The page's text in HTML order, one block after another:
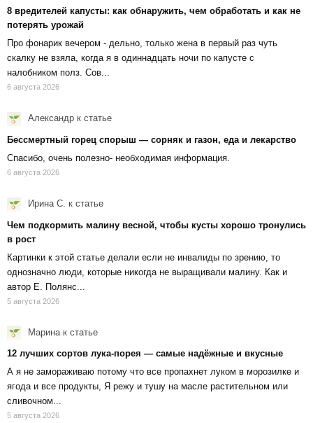
8 вредителей капусты: как обнаружить, чем обработать и как не
потерять урожай
Про фонарик вечером - дельно, только жена в первый раз чуть
скалку не взяла, когда я в одиннадцать ночи по капусте с
налобником полз. Сов...
6 августа 2026
Александр к статье
Бессмертный горец спорыш — сорняк и газон, еда и лекарство
Спасибо, очень полезно- необходимая информация.
6 августа 2026
Ирина С. к статье
Чем подкормить малину весной, чтобы кусты хорошо тронулись
в рост
Картинки к этой статье делали если не инвалиды по зрению, то
однозначно люди, которые никогда не выращивали малину. Как и
автор Е. Полянс...
5 августа 2026
Марина к статье
12 лучших сортов лука-порея — самые надёжные и вкусные
А я не замораживаю потому что все пропахнет луком в морозилке и
ягода и все продукты, Я режу и тушу на масле растительном или
сливочном...
5 августа 2026